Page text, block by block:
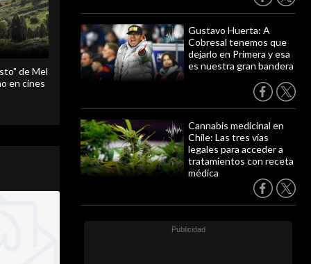
Gustavo Huerta: A
Cobresal tenemos que
dejarlo en Primera y esa
es nuestra gran bandera
Cannabis medicinal en
Chile: Las tres vías
legales para acceder a
tratamientos con receta
médica
de Mel
en cines